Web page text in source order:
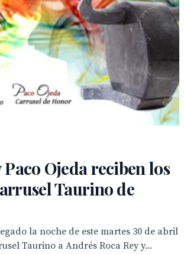
Paco Ojeda reciben los
Taurino de
la noche de este martes 30 de abril
Taurino a Andrés Roca Rey y...